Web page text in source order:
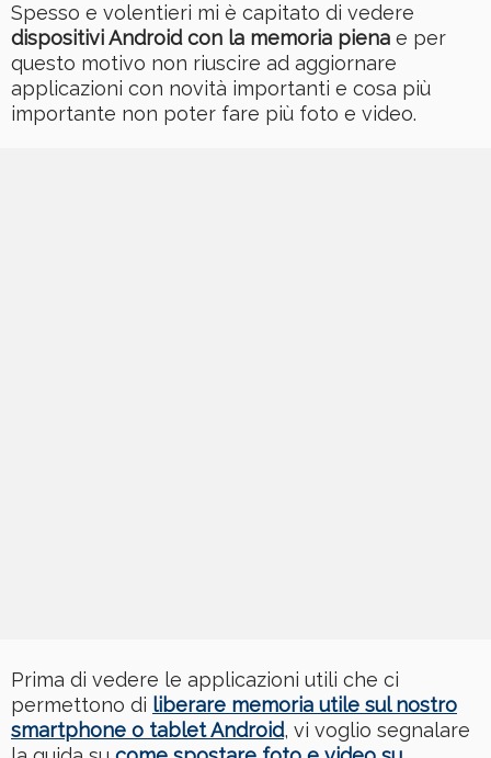
Spesso e volentieri mi è capitato di vedere
dispositivi Android con la memoria piena e per
questo motivo non riuscire ad aggiornare
applicazioni con novità importanti e cosa più
importante non poter fare più foto e video.
Prima di vedere le applicazioni utili che ci
permettono di liberare memoria utile sul nostro
smartphone o tablet Android, vi voglio segnalare